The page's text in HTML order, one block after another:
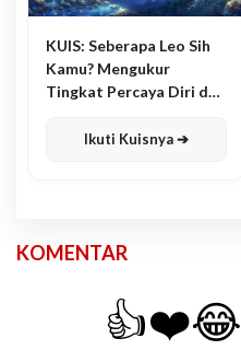
KUIS: Seberapa Leo Sih
Kamu? Mengukur
Tingkat Percaya Diri dan
Ikuti Kuisnya ➔
KOMENTAR
👍❤️😂